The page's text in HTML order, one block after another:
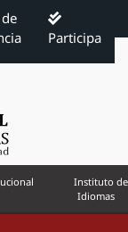
Participa
Instituto de
Idiomas